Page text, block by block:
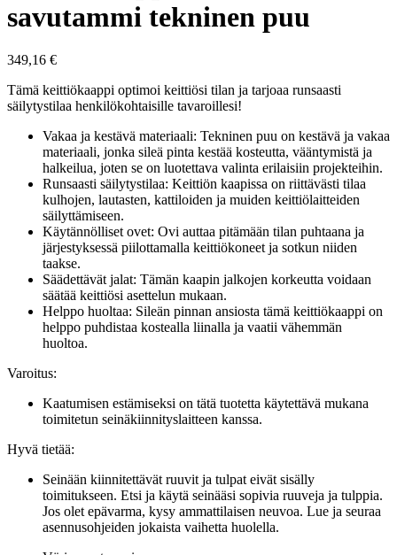
savutammi tekninen puu
349,16 €
Tämä keittiökaappi optimoi keittiösi tilan ja tarjoaa runsaasti
säilytystilaa henkilökohtaisille tavaroillesi!
Vakaa ja kestävä materiaali: Tekninen puu on kestävä ja vakaa
materiaali, jonka sileä pinta kestää kosteutta, vääntymistä ja
halkeilua, joten se on luotettava valinta erilaisiin projekteihin.
Runsaasti säilytystilaa: Keittiön kaapissa on riittävästi tilaa
kulhojen, lautasten, kattiloiden ja muiden keittiölaitteiden
säilyttämiseen.
Käytännölliset ovet: Ovi auttaa pitämään tilan puhtaana ja
järjestyksessä piilottamalla keittiökoneet ja sotkun niiden
taakse.
Säädettävät jalat: Tämän kaapin jalkojen korkeutta voidaan
säätää keittiösi asettelun mukaan.
Helppo huoltaa: Sileän pinnan ansiosta tämä keittiökaappi on
helppo puhdistaa kostealla liinalla ja vaatii vähemmän
huoltoa.
Varoitus:
Kaatumisen estämiseksi on tätä tuotetta käytettävä mukana
toimitetun seinäkiinnityslaitteen kanssa.
Hyvä tietää:
Seinään kiinnitettävät ruuvit ja tulpat eivät sisälly
toimitukseen. Etsi ja käytä seinääsi sopivia ruuveja ja tulppia.
Jos olet epävarma, kysy ammattilaisen neuvoa. Lue ja seuraa
asennusohjeiden jokaista vaihetta huolella.